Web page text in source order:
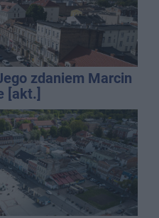
zdaniem Marcin
[akt.]